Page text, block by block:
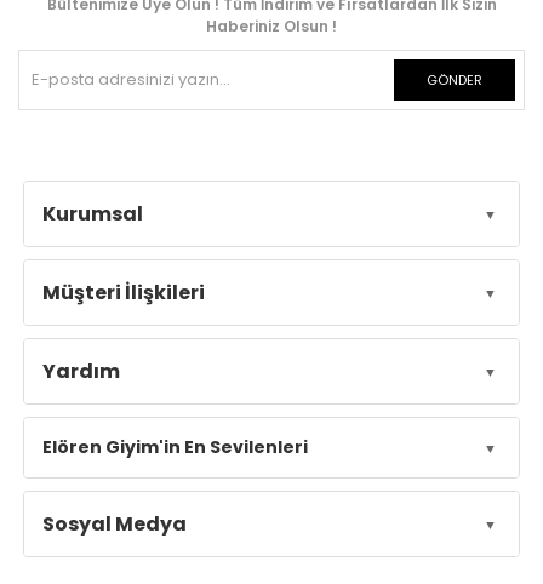
Bültenimize Üye Olun ! Tüm İndirim ve Fırsatlardan İlk Sizin
Haberiniz Olsun !
GÖNDER
Kurumsal
Müşteri İlişkileri
Yardım
Elören Giyim'in En Sevilenleri
Sosyal Medya